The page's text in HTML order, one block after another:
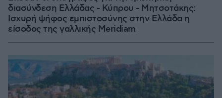
διασύνδεση Ελλάδας - Κύπρου - Μητσοτάκης:
Ισχυρή ψήφος εμπιστοσύνης στην Ελλάδα η
είσοδος της γαλλικής Meridiam